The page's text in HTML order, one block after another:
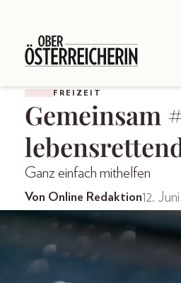
FREIZEIT
Gemeinsam
Ganz einfach mithelfen
Von Online Redaktion12.